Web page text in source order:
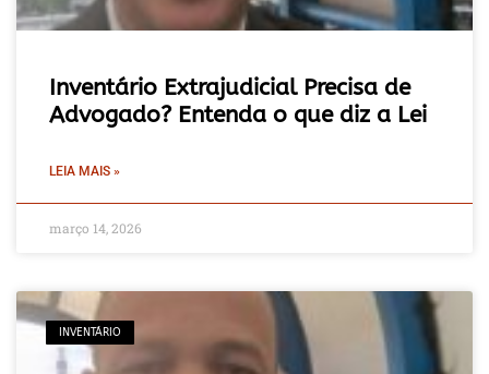
Inventário Extrajudicial Precisa de
Advogado? Entenda o que diz a Lei
LEIA MAIS »
março 14, 2026
INVENTÁRIO